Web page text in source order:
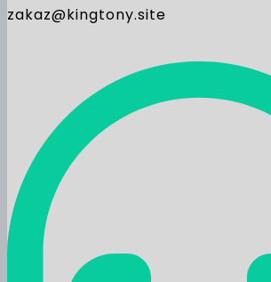
zakaz@kingtony.site